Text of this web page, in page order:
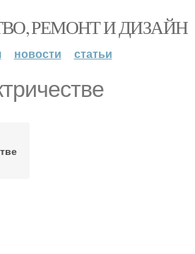
РЕМОНТ И ДИЗАЙН
новости статьи